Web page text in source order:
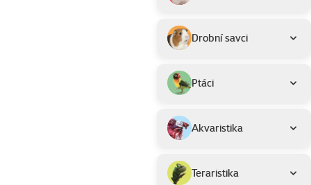
Drobní savci
Ptáci
Akvaristika
Teraristika